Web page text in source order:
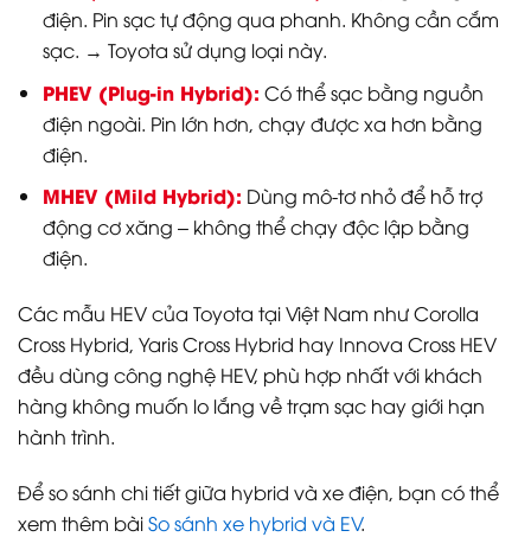
điện. Pin sạc tự động qua phanh. Không cần cắm
sạc. → Toyota sử dụng loại này.
PHEV (Plug-in Hybrid): Có thể sạc bằng nguồn
điện ngoài. Pin lớn hơn, chạy được xa hơn bằng
điện.
MHEV (Mild Hybrid): Dùng mô-tơ nhỏ để hỗ trợ
động cơ xăng – không thể chạy độc lập bằng
điện.
Các mẫu HEV của Toyota tại Việt Nam như Corolla
Cross Hybrid, Yaris Cross Hybrid hay Innova Cross HEV
đều dùng công nghệ HEV, phù hợp nhất với khách
hàng không muốn lo lắng về trạm sạc hay giới hạn
hành trình.
Để so sánh chi tiết giữa hybrid và xe điện, bạn có thể
xem thêm bàiSo sánh xe hybrid và EV.